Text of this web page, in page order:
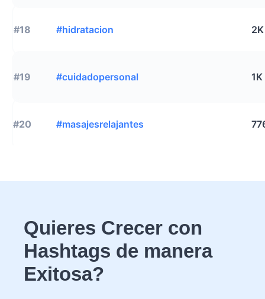
#18 #hidratacion 2K
#19 #cuidadopersonal 1K
#20 #masajesrelajantes
Quieres Crecer con
Hashtags de manera
Exitosa?